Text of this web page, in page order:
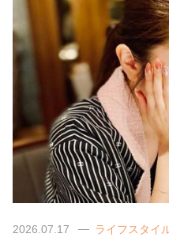
2026.07.17 ライフスタイ